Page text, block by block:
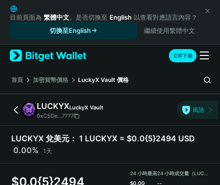
English
日本語
Русский
Español (Latinoamérica)
Türkçe
Italiano
简体中文
繁體中文
Português (Portugal)
Bahasa Indonesia
目前頁面為 繁體中文。是否切換至 English 以查看對應語言內容？
切換至English
繼續使用繁體中文
立即下載
首頁 加密貨幣價格 LuckyX Vault 價格
LUCKYXLuckyX Vault
0xC5De...7777
風險
LUCKYX 兌美元： 1 LUCKYX = $0.0{5}2494 USD
0.00%
1天
$0.0{5}2494
24 小時最高
$0.00
24 小時成交量（LUCKYX）
--